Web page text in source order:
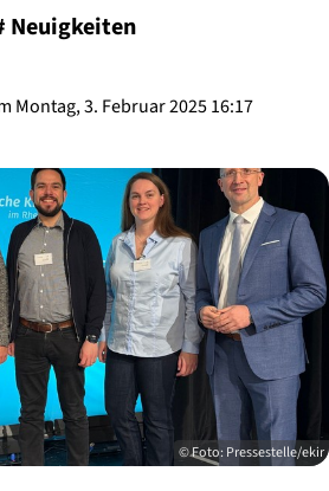
Neuigkeiten
Montag, 3. Februar 2025 16:17
© Foto: Pressestelle/ekir